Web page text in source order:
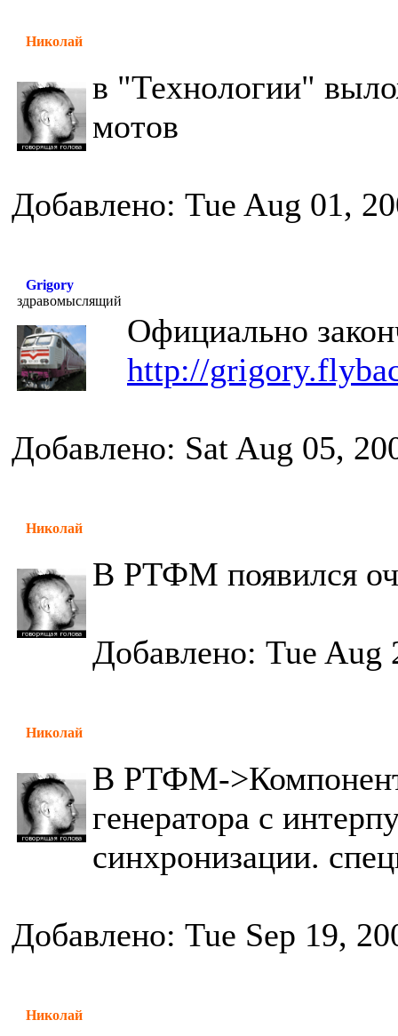
Николай
в "Технологии"
мотов
Добавлено: Tue Aug 01,
Grigory
здравомыслящий
Официально
http://
Добавлено: Sat Aug 05,
Николай
В РТФМ появился
Добавлено: Tue Aug
Николай
В РТФМ-
генератора с
синхронизации.
Добавлено: Tue Sep 19,
Николай